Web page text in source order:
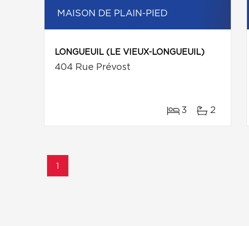
MAISON DE PLAIN-PIED
LONGUEUIL (LE VIEUX-LONGUEUIL)
404 Rue Prévost
3 2
1